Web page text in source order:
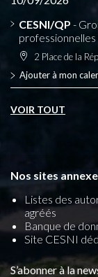
CESNI/QP -
2 Place de la
Ajouter à mon
VOIR TOUT
Nos sites
Listes des
agréés
Banque de
Site CESNI
S’abonner à la